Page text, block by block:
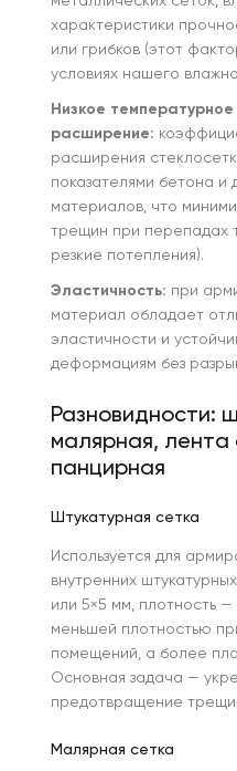
характеристики
или грибков (этот
условиях нашего
Низкое температурное
расширение:
расширения
показателями бетона и
материалов, что
трещин при перепадах
резкие потепления).
Эластичность: при
материал обладает
эластичности и
деформациям без
Разновидности:
малярная, лента
панцирная
Штукатурная сетка
Используется для
внутренних
или 5×5 мм, плотность —
меньшей плотностью
помещений, а более
Основная задача —
предотвращение
Малярная сетка